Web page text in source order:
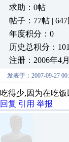
求助：0帖
帖子：77帖 | 647
年度积分：0
历史总积分：
注册：2006年4
发表于：2007-09-27
吃得少,因为在吃
回复 引用 举报